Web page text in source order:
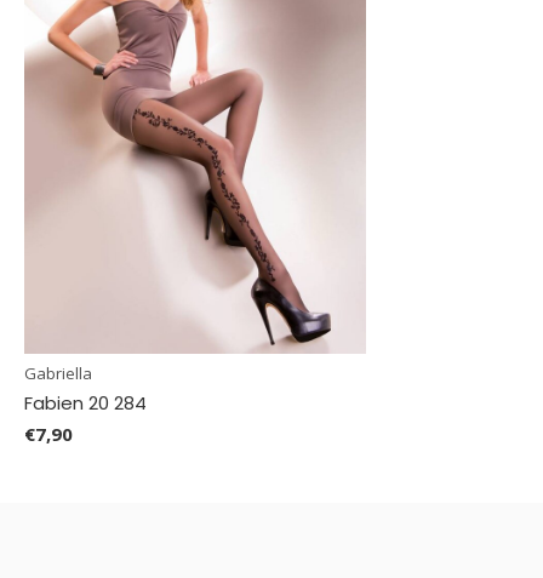
Gabriella
Fabien 20 284
€7,90